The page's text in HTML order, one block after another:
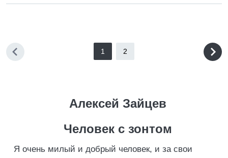
1 2
Алексей Зайцев
Человек с зонтом
Я очень милый и добрый человек, и за свои